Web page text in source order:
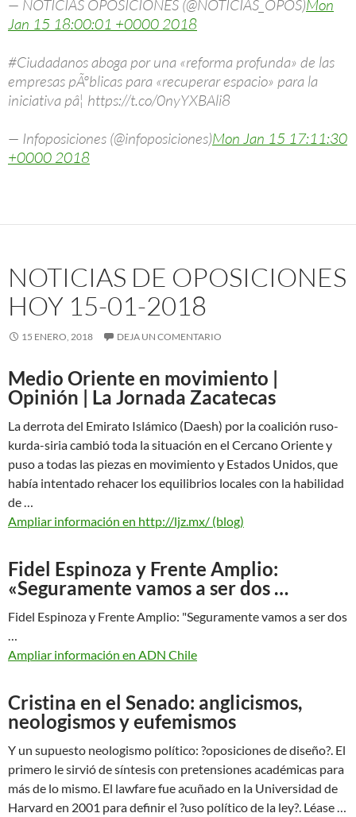
— NOTICIAS OPOSICIONES (@NOTICIAS_OPOS)Mon
Jan 15 18:00:01 +0000 2018
#Ciudadanos aboga por una «reforma profunda» de las
empresas pÃºblicas para «recuperar espacio» para la
iniciativa pâ¦ https://t.co/0nyYXBAli8
— Infoposiciones (@infoposiciones)Mon Jan 15 17:11:30
+0000 2018
NOTICIAS DE OPOSICIONES
HOY 15-01-2018
15 ENERO, 2018 DEJA UN COMENTARIO
Medio Oriente en movimiento |
Opinión | La Jornada Zacatecas
La derrota del Emirato Islámico (Daesh) por la coalición ruso-
kurda-siria cambió toda la situación en el Cercano Oriente y
puso a todas las piezas en movimiento y Estados Unidos, que
había intentado rehacer los equilibrios locales con la habilidad
de …
Ampliar información en http://ljz.mx/ (blog)
Fidel Espinoza y Frente Amplio:
«Seguramente vamos a ser dos …
Fidel Espinoza y Frente Amplio: "Seguramente vamos a ser dos
…
Ampliar información en ADN Chile
Cristina en el Senado: anglicismos,
neologismos y eufemismos
Y un supuesto neologismo político: ?oposiciones de diseño?. El
primero le sirvió de síntesis con pretensiones académicas para
más de lo mismo. El lawfare fue acuñado en la Universidad de
Harvard en 2001 para definir el ?uso político de la ley?. Léase …